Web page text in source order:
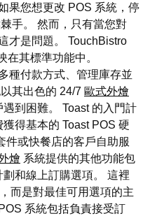
果您想更改 POS 系統，停
手。 然而，只有當您對
才是問題。 TouchBistro
在其標準功能中。
種付款方式、管理庫存並
其出色的 24/7 歐式外燴
到困難。 Toast 的入門計
得基本的 Toast POS 硬
件或快餐店的客戶自助服
燴 系統提供的其他功能包
和線上訂購選項。 這裡
而是對最佳可用選項的主
系統包括負責接受訂